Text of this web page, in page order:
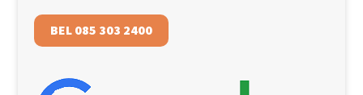
BEL 085 303 2400